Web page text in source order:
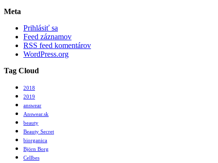
Meta
Prihlásiť sa
Feed záznamov
RSS feed komentárov
WordPress.org
Tag Cloud
2018
2019
answear
Answear.sk
beauty
Beauty Secret
biorganica
Björn Borg
Cellbes